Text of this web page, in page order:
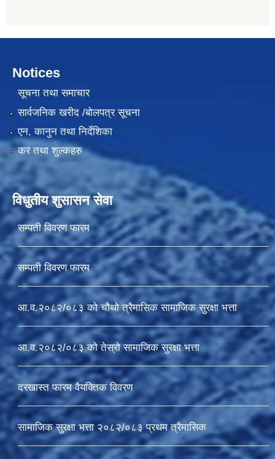
Notices
सूचना तथा समाचार
सार्वजनिक खरीद /बोलपत्र सूचना
एन, कानुन तथा निर्देशिका
कर तथा शुल्कहरु
विधुतीय शुसासन सेवा
सम्पती विवरण फारम
सम्पती विवरण फारम
आ.व.२०८२/०८३ को चौथो त्रैमासिक सामाजिक सुरक्षा भत्ता
आ.व.२०८२/०८३ को तेस्रो सामाजिक सुरक्षा भत्ता
दरखास्त फारम वैयक्तिक विवरण
सामाजिक सुरक्षा भत्ता २०८२/०८३ प्रथम त्रैमासिक